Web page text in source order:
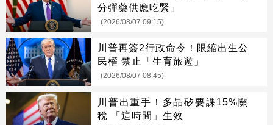
分彈藥供應吃緊」
(2026/08/07 09:15)
川普再簽2行政命令！限縮出生公
民權 禁止「生育旅遊」
(2026/08/07 08:45)
川普出重手！多晶矽要課15%關
稅 「這時間」生效